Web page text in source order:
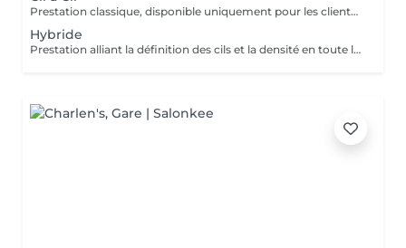
Prestation classique, disponible uniquement pour les clientes avec une bonne base de cils naturels
Hybride
Prestation alliant la définition des cils et la densité en toute légèreté.